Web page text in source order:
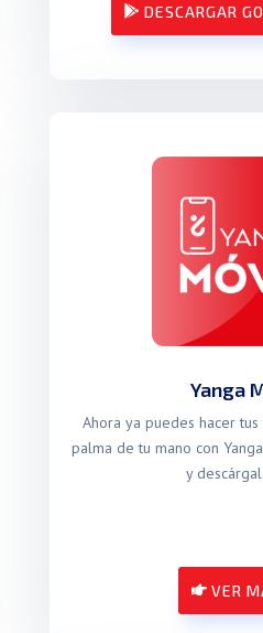
DESCARGAR
Yanga
Ahora ya puedes hacer
palma de tu mano con
y
VER